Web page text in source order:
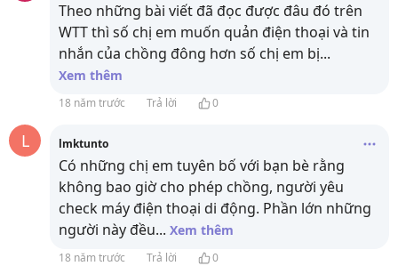
Theo những bài viết đã đọc được đâu đó trên
WTT thì số chị em muốn quản điện thoại và tin
nhắn của chồng đông hơn số chị em bị...
Xem thêm
18 năm trước Trả lời 0
L lmktunto
Có những chị em tuyên bố với bạn bè rằng
không bao giờ cho phép chồng, người yêu
check máy điện thoại di động. Phần lớn những
người này đều... Xem thêm
18 năm trước Trả lời 0